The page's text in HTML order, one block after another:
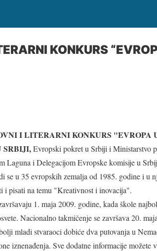
KONKURS
I LITERARNI KONKURS "EVROPA
SRBIJI,Evropski pokret u Srbiji i Ministarstvo
Laguna i Delegacijom Evropske komisije u
se u 35 evropskih zemalja od 1985. godine i u
i pisati na temu "Kreativnost i inovacija".
1. maja 2009. godine, kada škole
Nacionalno takmičenje se završava 20.
mladi stvaraoci dobiće dva putovanja u
iznenađenja. Sve dodatne informacije možete